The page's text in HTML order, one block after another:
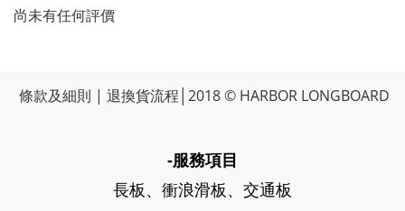
尚未有任何評價
條款及細則 | 退換貨流程 │2018 © HARBOR LONGBOARD
-服務項目
長板、衝浪滑板、交通板